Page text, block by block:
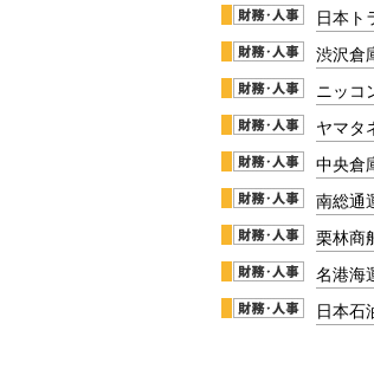
日本ト
渋沢倉
ニッコ
ヤマタ
中央倉
南総通
栗林商
名港海
日本石